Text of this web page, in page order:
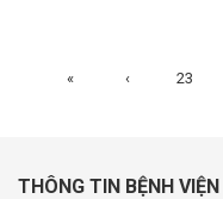
« ‹ 23
THÔNG TIN BỆNH VIỆN